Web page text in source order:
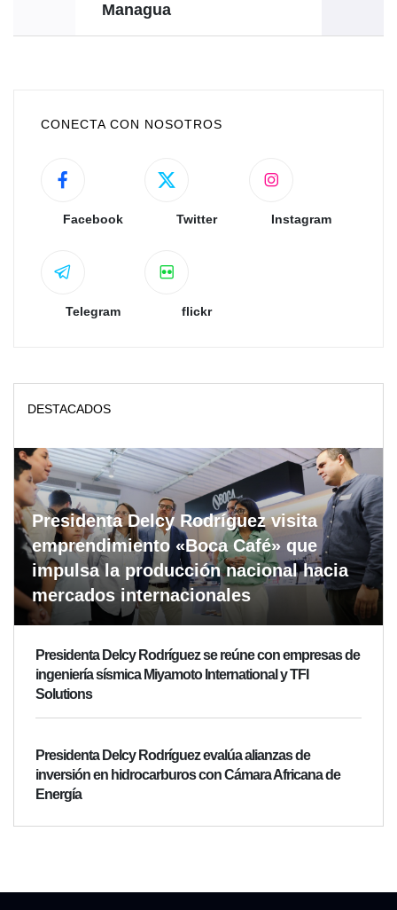
Managua
CONECTA CON NOSOTROS
Facebook Twitter Instagram
Telegram flickr
DESTACADOS
Presidenta Delcy Rodríguez visita
emprendimiento «Boca Café» que
impulsa la producción nacional hacia
mercados internacionales
Presidenta Delcy Rodríguez se reúne con empresas de
ingeniería sísmica Miyamoto International y TFI
Solutions
Presidenta Delcy Rodríguez evalúa alianzas de
inversión en hidrocarburos con Cámara Africana de
Energía